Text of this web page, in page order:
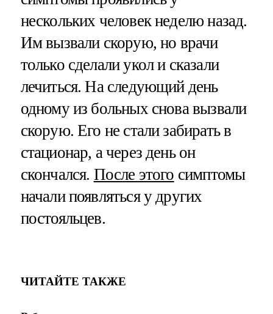
нескольких человек неделю назад.
Им вызвали скорую, но врачи
только сделали укол и сказали
лечиться. На следующий день
одному из больных снова вызвали
скорую. Его не стали забирать в
стационар, а через день он
скончался. После этого симптомы
начали появляться у других
постояльцев.
ЧИТАЙТЕ ТАКЖЕ